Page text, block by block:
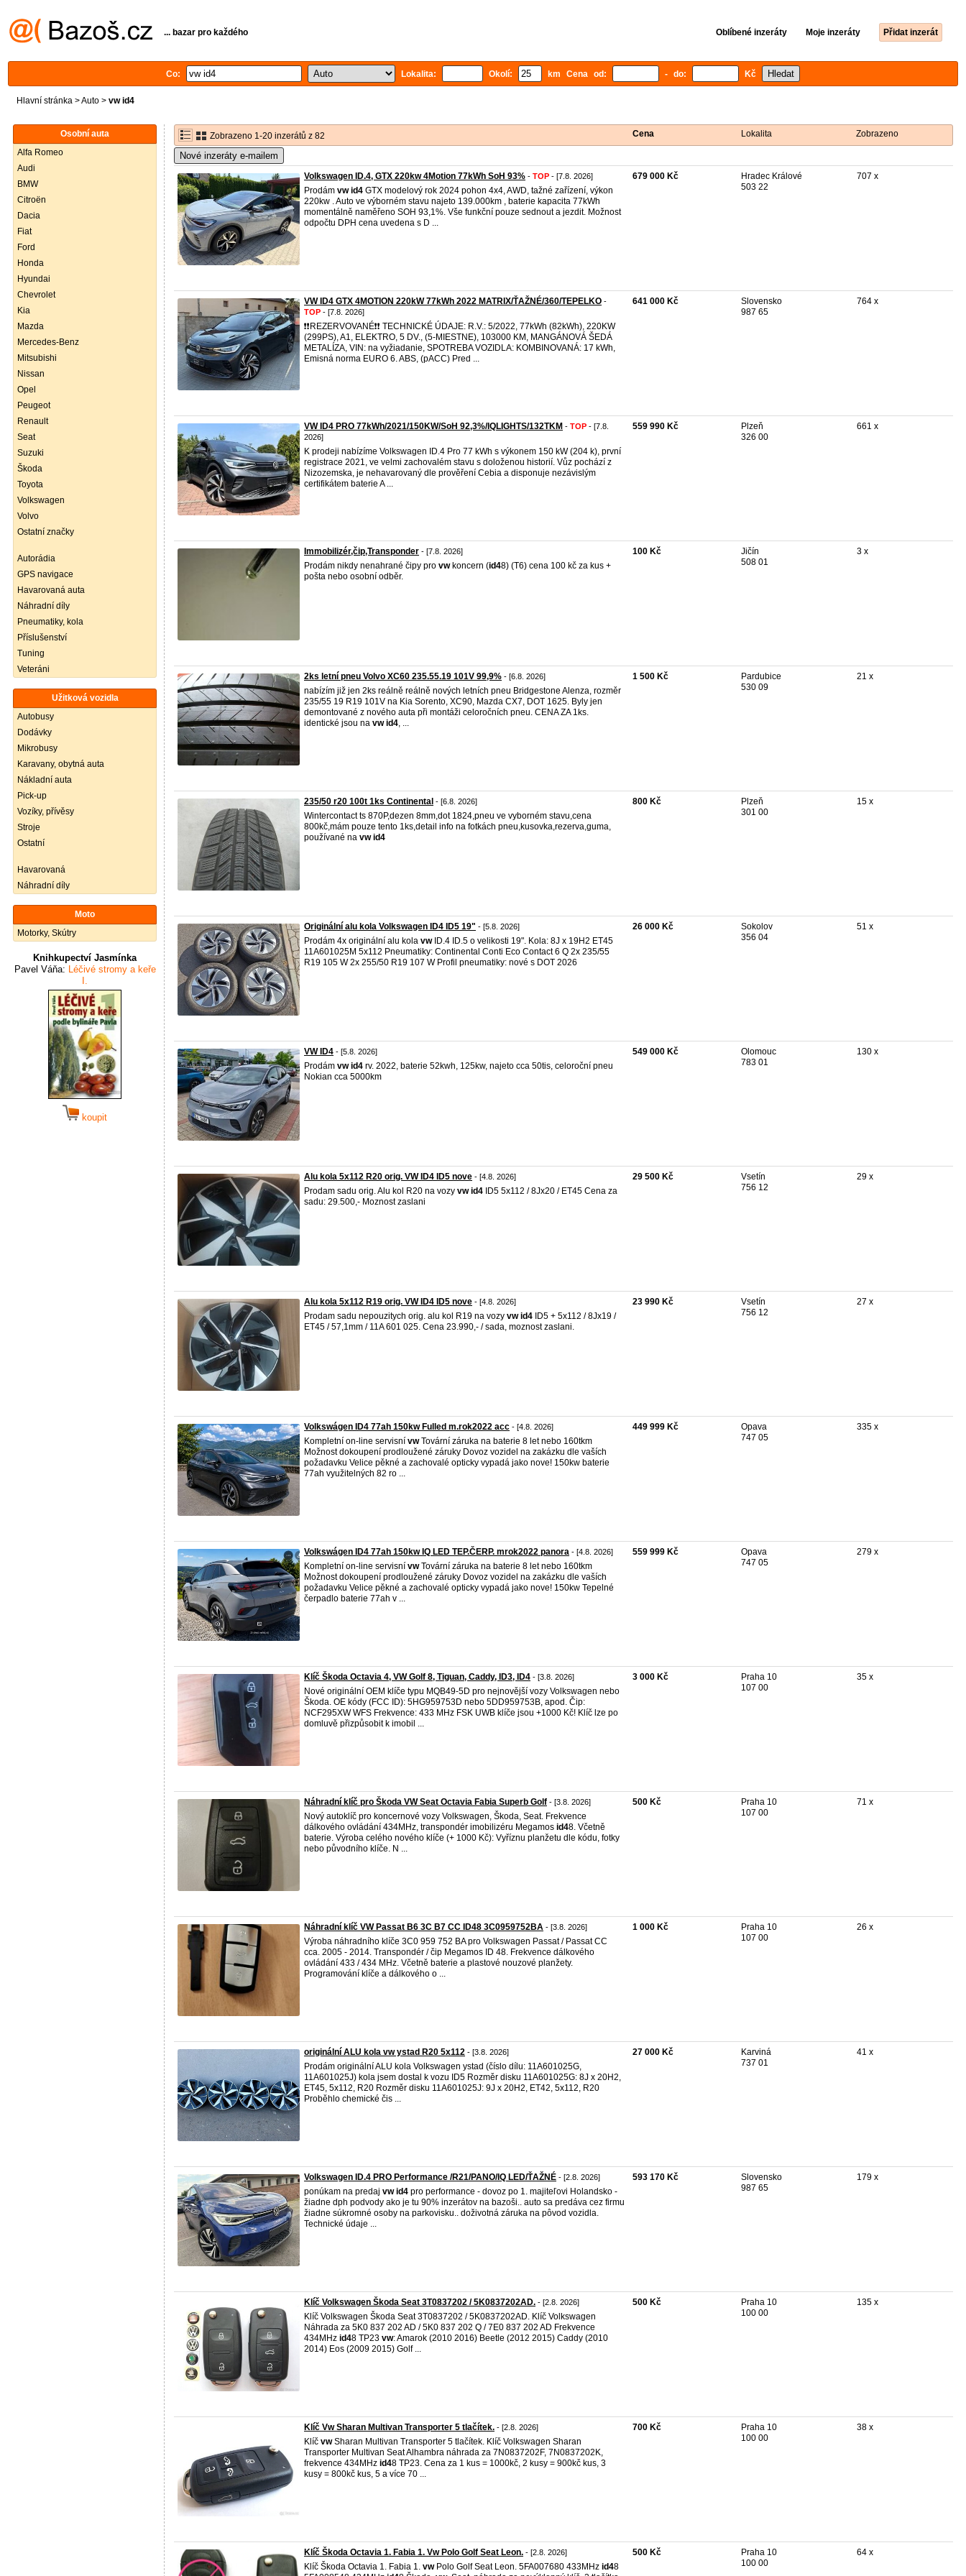
... bazar pro každého Oblíbené inzeráty Moje inzeráty Přidat inzerát
Co: Lokalita: Okolí: km Cena od: - do: Kč
Hlavní stránka >Auto > vw id4
Osobní auta
Alfa Romeo
Audi
BMW
Citroën
Dacia
Fiat
Ford
Honda
Hyundai
Chevrolet
Kia
Mazda
Mercedes-Benz
Mitsubishi
Nissan
Opel
Peugeot
Renault
Seat
Suzuki
Škoda
Toyota
Volkswagen
Volvo
Ostatní značky
Autorádia
GPS navigace
Havarovaná auta
Náhradní díly
Pneumatiky, kola
Příslušenství
Tuning
Veteráni
Užitková vozidla
Autobusy
Dodávky
Mikrobusy
Karavany, obytná auta
Nákladní auta
Pick-up
Vozíky, přívěsy
Stroje
Ostatní
Havarovaná
Náhradní díly
Moto
Motorky, Skútry
Knihkupectví Jasmínka
Pavel Váňa: Léčivé stromy a keře
I.
koupit
Zobrazeno 1-20 inzerátů z 82 Cena Lokalita Zobrazeno
Nové inzeráty e-mailem
Volkswagen ID.4, GTX 220kw 4Motion 77kWh SoH 93% - TOP - [7.8. 2026]
Prodám vw id4 GTX modelový rok 2024 pohon 4x4, AWD, tažné zařízení, výkon
220kw . Auto ve výborném stavu najeto 139.000km , baterie kapacita 77kWh
momentálně naměřeno SOH 93,1%. Vše funkční pouze sednout a jezdit. Možnost
odpočtu DPH cena uvedena s D ...
679 000 Kč
Hradec Králové
503 22
707 x
VW ID4 GTX 4MOTION 220kW 77kWh 2022 MATRIX/ŤAŽNÉ/360/TEPELKO -
TOP - [7.8. 2026]
❗️❗️REZERVOVANÉ❗️❗️ TECHNICKÉ ÚDAJE: R.V.: 5/2022, 77kWh (82kWh), 220KW
(299PS), A1, ELEKTRO, 5 DV., (5-MIESTNE), 103000 KM, MANGÁNOVÁ ŠEDÁ
METALÍZA, VIN: na vyžiadanie, SPOTREBA VOZIDLA: KOMBINOVANÁ: 17 kWh,
Emisná norma EURO 6. ABS, (pACC) Pred ...
641 000 Kč
Slovensko
987 65
764 x
VW ID4 PRO 77kWh/2021/150KW/SoH 92,3%/IQLIGHTS/132TKM - TOP - [7.8.
2026]
K prodeji nabízíme Volkswagen ID.4 Pro 77 kWh s výkonem 150 kW (204 k), první
registrace 2021, ve velmi zachovalém stavu s doloženou historií. Vůz pochází z
Nizozemska, je nehavarovaný dle prověření Cebia a disponuje nezávislým
certifikátem baterie A ...
559 990 Kč
Plzeň
326 00
661 x
Immobilizér,čip,Transponder - [7.8. 2026]
Prodám nikdy nenahrané čipy pro vwkoncern (id48) (T6) cena 100 kč za kus +
pošta nebo osobní odběr.
100 Kč
Jičín
508 01
3 x
2ks letní pneu Volvo XC60 235.55.19 101V 99,9% - [6.8. 2026]
nabízím již jen 2ks reálně reálně nových letních pneu Bridgestone Alenza, rozměr
235/55 19 R19 101V na Kia Sorento, XC90, Mazda CX7, DOT 1625. Byly jen
demontované z nového auta při montáži celoročních pneu. CENA ZA 1ks.
identické jsou na vw id4, ...
1 500 Kč
Pardubice
530 09
21 x
235/50 r20 100t 1ks Continental - [6.8. 2026]
Wintercontact ts 870P,dezen 8mm,dot 1824,pneu ve vyborném stavu,cena
800kč,mám pouze tento 1ks,detail info na fotkách pneu,kusovka,rezerva,guma,
používané na vw id4
800 Kč
Plzeň
301 00
15 x
Originální alu kola Volkswagen ID4 ID5 19" - [5.8. 2026]
Prodám 4x originální alu kola vwID.4 ID.5 o velikosti 19". Kola: 8J x 19H2 ET45
11A601025M 5x112 Pneumatiky: Continental Conti Eco Contact 6 Q 2x 235/55
R19 105 W 2x 255/50 R19 107 W Profil pneumatiky: nové s DOT 2026
26 000 Kč
Sokolov
356 04
51 x
VW ID4 - [5.8. 2026]
Prodám vw id4 rv. 2022, baterie 52kwh, 125kw, najeto cca 50tis, celoroční pneu
Nokian cca 5000km
549 000 Kč
Olomouc
783 01
130 x
Alu kola 5x112 R20 orig. VW ID4 ID5 nove - [4.8. 2026]
Prodam sadu orig. Alu kol R20 na vozy vw id4 ID5 5x112 / 8Jx20 / ET45 Cena za
sadu: 29.500,- Moznost zaslani
29 500 Kč
Vsetín
756 12
29 x
Alu kola 5x112 R19 orig. VW ID4 ID5 nove - [4.8. 2026]
Prodam sadu nepouzitych orig. alu kol R19 na vozy vw id4 ID5 + 5x112 / 8Jx19 /
ET45 / 57,1mm / 11A 601 025. Cena 23.990,- / sada, moznost zaslani.
23 990 Kč
Vsetín
756 12
27 x
Volkswágen ID4 77ah 150kw Fulled m.rok2022 acc - [4.8. 2026]
Kompletní on-line servisní vwTovární záruka na baterie 8 let nebo 160tkm
Možnost dokoupení prodloužené záruky Dovoz vozidel na zakázku dle vaších
požadavku Velice pěkné a zachovalé opticky vypadá jako nove! 150kw baterie
77ah využitelných 82 ro ...
449 999 Kč
Opava
747 05
335 x
Volkswágen ID4 77ah 150kw IQ LED TEP.ČERP. mrok2022 panora - [4.8. 2026]
Kompletní on-line servisní vwTovární záruka na baterie 8 let nebo 160tkm
Možnost dokoupení prodloužené záruky Dovoz vozidel na zakázku dle vaších
požadavku Velice pěkné a zachovalé opticky vypadá jako nove! 150kw Tepelné
čerpadlo baterie 77ah v ...
559 999 Kč
Opava
747 05
279 x
Klíč Škoda Octavia 4, VW Golf 8, Tiguan, Caddy, ID3, ID4 - [3.8. 2026]
Nové originální OEM klíče typu MQB49-5D pro nejnovější vozy Volkswagen nebo
Škoda. OE kódy (FCC ID): 5HG959753D nebo 5DD959753B, apod. Čip:
NCF295XW WFS Frekvence: 433 MHz FSK UWB klíče jsou +1000 Kč! Klíč lze po
domluvě přizpůsobit k imobil ...
3 000 Kč
Praha 10
107 00
35 x
Náhradní klíč pro Škoda VW Seat Octavia Fabia Superb Golf - [3.8. 2026]
Nový autoklíč pro koncernové vozy Volkswagen, Škoda, Seat. Frekvence
dálkového ovládání 434MHz, transpondér imobilizéru Megamos id48. Včetně
baterie. Výroba celého nového klíče (+ 1000 Kč): Vyříznu planžetu dle kódu, fotky
nebo původního klíče. N ...
500 Kč
Praha 10
107 00
71 x
Náhradní klíč VW Passat B6 3C B7 CC ID48 3C0959752BA - [3.8. 2026]
Výroba náhradního klíče 3C0 959 752 BA pro Volkswagen Passat / Passat CC
cca. 2005 - 2014. Transpondér / čip Megamos ID 48. Frekvence dálkového
ovládání 433 / 434 MHz. Včetně baterie a plastové nouzové planžety.
Programování klíče a dálkového o ...
1 000 Kč
Praha 10
107 00
26 x
originální ALU kola vw ystad R20 5x112 - [3.8. 2026]
Prodám originální ALU kola Volkswagen ystad (číslo dílu: 11A601025G,
11A601025J) kola jsem dostal k vozu ID5 Rozměr disku 11A601025G: 8J x 20H2,
ET45, 5x112, R20 Rozměr disku 11A601025J: 9J x 20H2, ET42, 5x112, R20
Proběhlo chemické čis ...
27 000 Kč
Karviná
737 01
41 x
Volkswagen ID.4 PRO Performance /R21/PANO/IQ LED/ŤAŽNÉ - [2.8. 2026]
ponúkam na predaj vw id4 pro performance - dovoz po 1. majiteľovi Holandsko -
žiadne dph podvody ako je tu 90% inzerátov na bazoši.. auto sa predáva cez firmu
žiadne súkromné osoby na parkovisku.. doživotná záruka na pôvod vozidla.
Technické údaje ...
593 170 Kč
Slovensko
987 65
179 x
Klíč Volkswagen Škoda Seat 3T0837202 / 5K0837202AD. - [2.8. 2026]
Klíč Volkswagen Škoda Seat 3T0837202 / 5K0837202AD. Klíč Volkswagen
Náhrada za 5K0 837 202 AD / 5K0 837 202 Q / 7E0 837 202 AD Frekvence
434MHz id48 TP23 vw: Amarok (2010 2016) Beetle (2012 2015) Caddy (2010
2014) Eos (2009 2015) Golf ...
500 Kč
Praha 10
100 00
135 x
Klíč Vw Sharan Multivan Transporter 5 tlačítek. - [2.8. 2026]
Klíč vwSharan Multivan Transporter 5 tlačítek. Klíč Volkswagen Sharan
Transporter Multivan Seat Alhambra náhrada za 7N0837202F, 7N0837202K,
frekvence 434MHz id48 TP23. Cena za 1 kus = 1000kč, 2 kusy = 900kč kus, 3
kusy = 800kč kus, 5 a více 70 ...
700 Kč
Praha 10
100 00
38 x
Klíč Škoda Octavia 1. Fabia 1. Vw Polo Golf Seat Leon. - [2.8. 2026]
Klíč Škoda Octavia 1. Fabia 1. vwPolo Golf Seat Leon. 5FA007680 433MHz id48
500 Kč
Praha 10
100 00
64 x